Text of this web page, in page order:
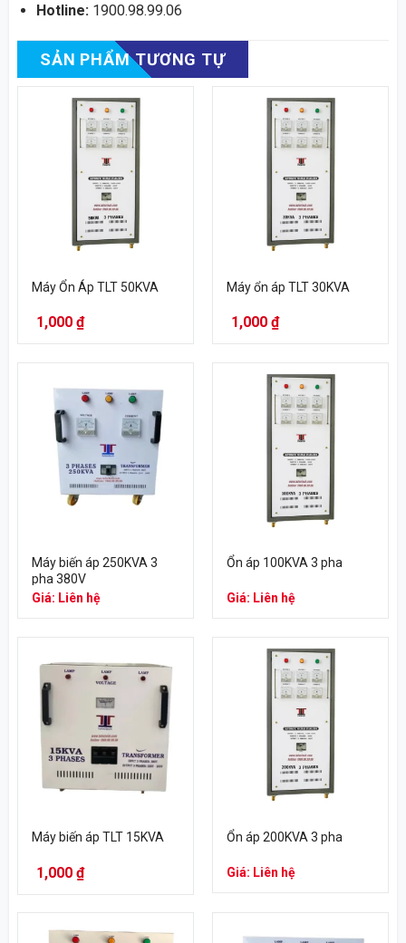
Hotline: 1900.98.99.06
SẢN PHẨM TƯƠNG TỰ
Máy Ổn Áp TLT 50KVA
1,000 ₫
Máy ổn áp TLT 30KVA
1,000 ₫
Máy biến áp 250KVA 3
pha 380V
Giá: Liên hệ
Ổn áp 100KVA 3 pha
Giá: Liên hệ
Máy biến áp TLT 15KVA
1,000 ₫
Ổn áp 200KVA 3 pha
Giá: Liên hệ